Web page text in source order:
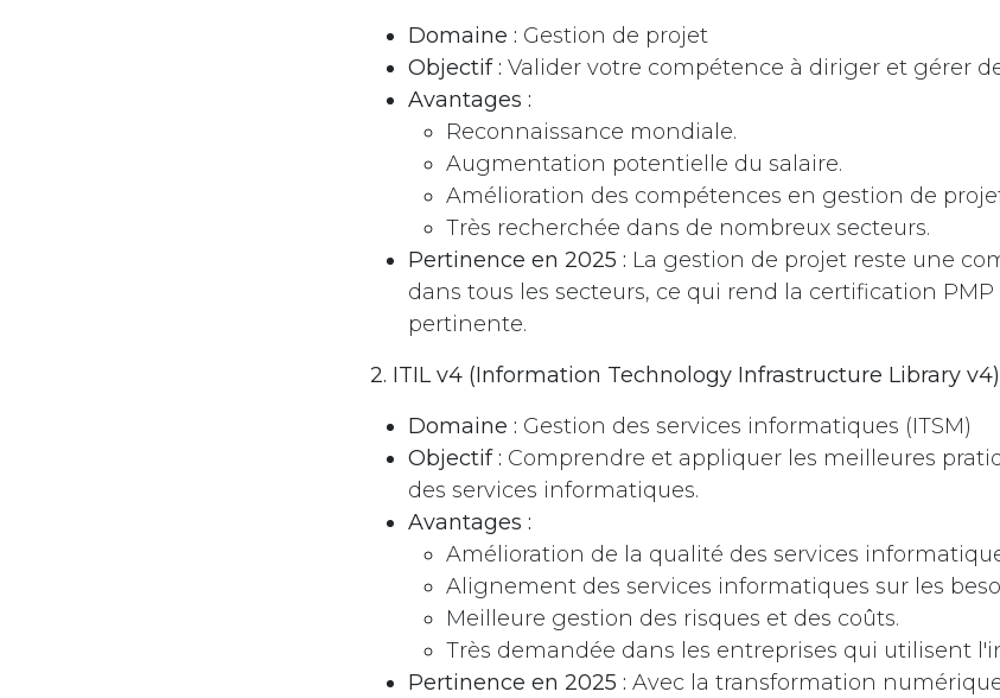
Domaine : Gestion de projet
Objectif : Valider votre compétence à diriger et gérer
Avantages :
Reconnaissance mondiale.
Augmentation potentielle du salaire.
Amélioration des compétences en gestion de
Très recherchée dans de nombreux secteurs.
Pertinence en 2025 : La gestion de projet reste une
dans tous les secteurs, ce qui rend la certification
pertinente.
2. ITIL v4 (Information Technology Infrastructure Library v4)
Domaine : Gestion des services informatiques (ITSM)
Objectif : Comprendre et appliquer les meilleures
des services informatiques.
Avantages :
Amélioration de la qualité des services
Alignement des services informatiques sur les
Meilleure gestion des risques et des coûts.
Très demandée dans les entreprises qui utilisent
Pertinence en 2025 : Avec la transformation